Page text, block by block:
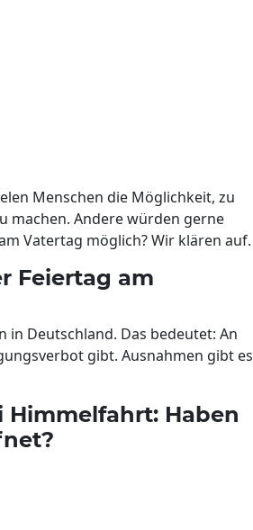
Menschen die Möglichkeit, zu
machen. Andere würden gerne
Vatertag möglich? Wir klären auf.
Feiertag am
Deutschland. Das bedeutet: An
gibt. Ausnahmen gibt es
Himmelfahrt: Haben